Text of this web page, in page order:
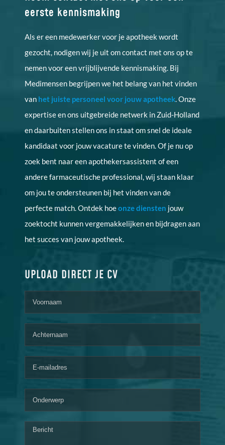
eerste kennismaking
Als er een medewerker voor je apotheek wordt
gezocht, nodigen wij je uit om contact met ons op te
nemen voor een vrijblijvende kennismaking. Bij
Medimensen begrijpen we het belang van het vinden
van het juiste personeel voor jouw apotheek . Onze
expertise en ons uitgebreide netwerk in Zuid-Holland
en daarbuiten stellen ons in staat om snel de ideale
kandidaat voor jouw vacature te vinden. Of je nu op
zoek bent naar een apothekersassistent of een
andere farmaceutische professional, wij staan klaar
om jou te ondersteunen bij het vinden van de
perfecte match. Ontdek hoeonze diensten jouw
zoektocht kunnen vergemakkelijken en bijdragen aan
het succes van jouw apotheek.
UPLOAD DIRECT JE CV